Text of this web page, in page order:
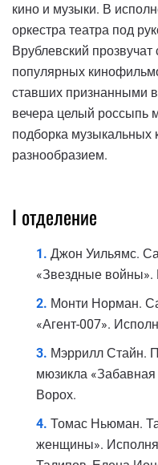
кино и музыки. В
оркестра театра под
Врублевский
популярных
ставших признанными
вечера целый россыпь
подборка музыкальных
разнообразием.
I отделение
Джон Уильямс.
«Звездные войны».
Монти Норман.
«Агент-007».
Мэррилл Стайн.
мюзикла
Ворох.
Томас Ньюман.
женщины».